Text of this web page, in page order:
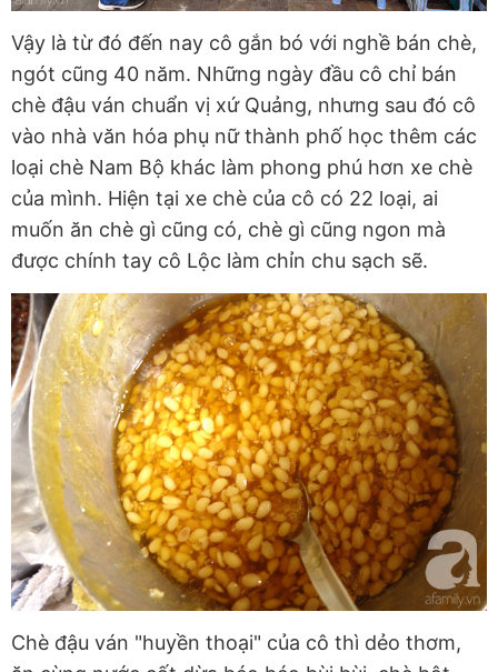
Vậy là từ đó đến nay cô gắn bó với nghề bán chè,
ngót cũng 40 năm. Những ngày đầu cô chỉ bán
chè đậu ván chuẩn vị xứ Quảng, nhưng sau đó cô
vào nhà văn hóa phụ nữ thành phố học thêm các
loại chè Nam Bộ khác làm phong phú hơn xe chè
của mình. Hiện tại xe chè của cô có 22 loại, ai
muốn ăn chè gì cũng có, chè gì cũng ngon mà
được chính tay cô Lộc làm chỉn chu sạch sẽ.
Chè đậu ván "huyền thoại" của cô thì dẻo thơm,